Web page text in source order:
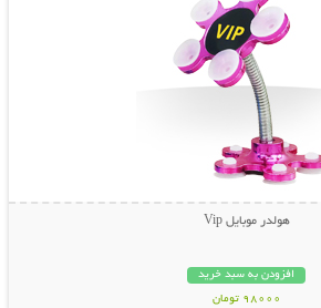
هولدر موبایل Vip
افزودن به سبد خرید
98000 تومان